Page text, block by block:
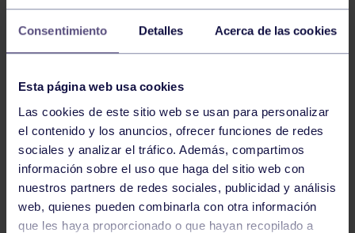
Consentimiento Detalles Acerca de las cookies
Esta página web usa cookies
Las cookies de este sitio web se usan para personalizar
el contenido y los anuncios, ofrecer funciones de redes
sociales y analizar el tráfico. Además, compartimos
información sobre el uso que haga del sitio web con
nuestros partners de redes sociales, publicidad y análisis
web, quienes pueden combinarla con otra información
que les haya proporcionado o que hayan recopilado a
NOTICIAS RELACIONADAS
Hockey 28 Jul 2026